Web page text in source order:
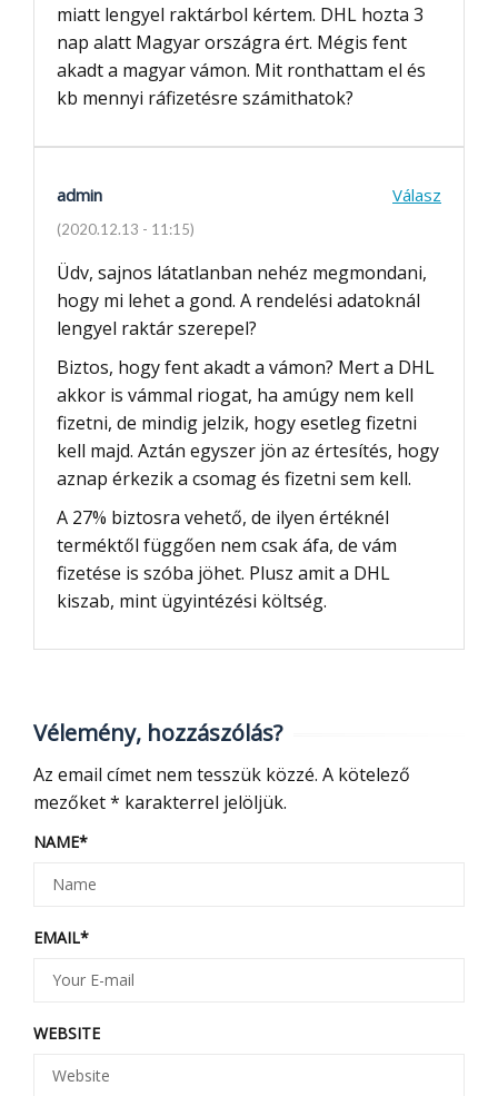
miatt lengyel raktárbol kértem. DHL hozta 3
nap alatt Magyar országra ért. Mégis fent
akadt a magyar vámon. Mit ronthattam el és
kb mennyi ráfizetésre számithatok?
admin Válasz
(2020.12.13 - 11:15)
Üdv, sajnos látatlanban nehéz megmondani,
hogy mi lehet a gond. A rendelési adatoknál
lengyel raktár szerepel?
Biztos, hogy fent akadt a vámon? Mert a DHL
akkor is vámmal riogat, ha amúgy nem kell
fizetni, de mindig jelzik, hogy esetleg fizetni
kell majd. Aztán egyszer jön az értesítés, hogy
aznap érkezik a csomag és fizetni sem kell.
A 27% biztosra vehető, de ilyen értéknél
terméktől függően nem csak áfa, de vám
fizetése is szóba jöhet. Plusz amit a DHL
kiszab, mint ügyintézési költség.
Vélemény, hozzászólás?
Az email címet nem tesszük közzé. A kötelező
mezőket* karakterrel jelöljük.
NAME*
EMAIL*
WEBSITE